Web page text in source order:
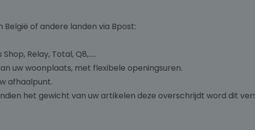
België of andere landen via Bpost:
Relay, Total, Q8,…..
uw woonplaats, met flexibele openingsuren.
afhaalpunt.
het gewicht van uw artikelen deze overschrijdt word dit